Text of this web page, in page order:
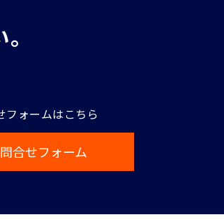
フォームはこちら
合せフォーム